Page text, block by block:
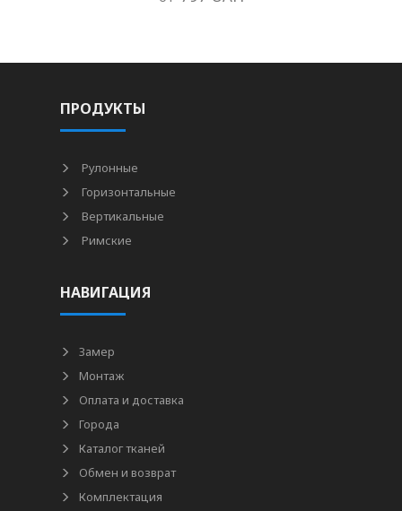
ПРОДУКТЫ
Рулонные
Горизонтальные
Вертикальные
Римские
НАВИГАЦИЯ
Замер
Монтаж
Оплата и доставка
Города
Каталог тканей
Обмен и возврат
Комплектация